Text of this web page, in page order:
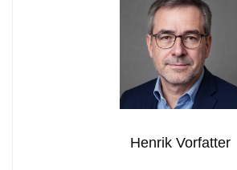
Henrik Vorfatter